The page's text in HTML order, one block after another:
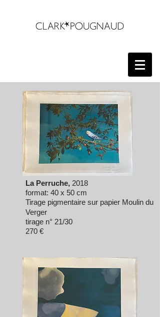
La Perruche, 2018
format: 40 x 50 cm
Tirage pigmentaire sur papier Moulin du
Verger
tirage n° 21/30
270 €